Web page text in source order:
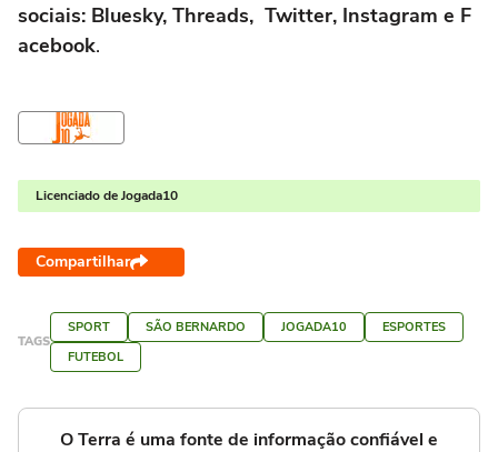
sociais: Bluesky, Threads, Twitter, Instagram e F
acebook.
Licenciado de Jogada10
Compartilhar
TAGS
SPORT SÃO BERNARDO JOGADA10
ESPORTES
FUTEBOL
O Terra é uma fonte de informação confiável e